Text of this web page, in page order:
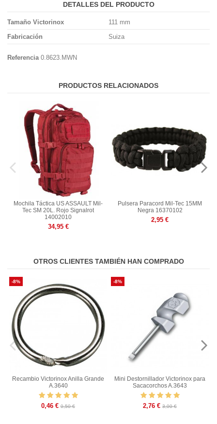
DETALLES DEL PRODUCTO
Tamaño Victorinox
111 mm
Fabricación
Suiza
Referencia 0.8623.MWN
PRODUCTOS RELACIONADOS
Mochila Táctica US ASSAULT Mil-
Tec SM 20L. Rojo Signalrot
14002010
34,95 €
Pulsera Paracord Mil-Tec 15MM
Negra 16370102
2,95 €
OTROS CLIENTES TAMBIÉN HAN COMPRADO
-8%
Recambio Victorinox Anilla Grande
A.3640
0,46 € 0,50 €
-8%
Mini Destornillador Victorinox para
Sacacorchos A.3643
2,76 € 3,00 €